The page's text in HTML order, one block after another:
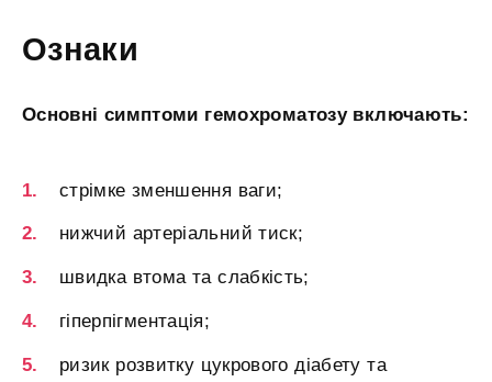
Ознаки
Основні симптоми гемохроматозу включають:
стрімке зменшення ваги;
нижчий артеріальний тиск;
швидка втома та слабкість;
гіперпігментація;
ризик розвитку цукрового діабету та